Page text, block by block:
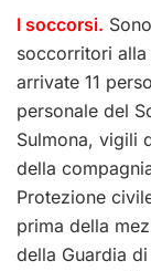
I soccorsi.
soccorritori
arrivate 11
personale del
Sulmona, vigili
della
Protezione
prima della
della Guardia